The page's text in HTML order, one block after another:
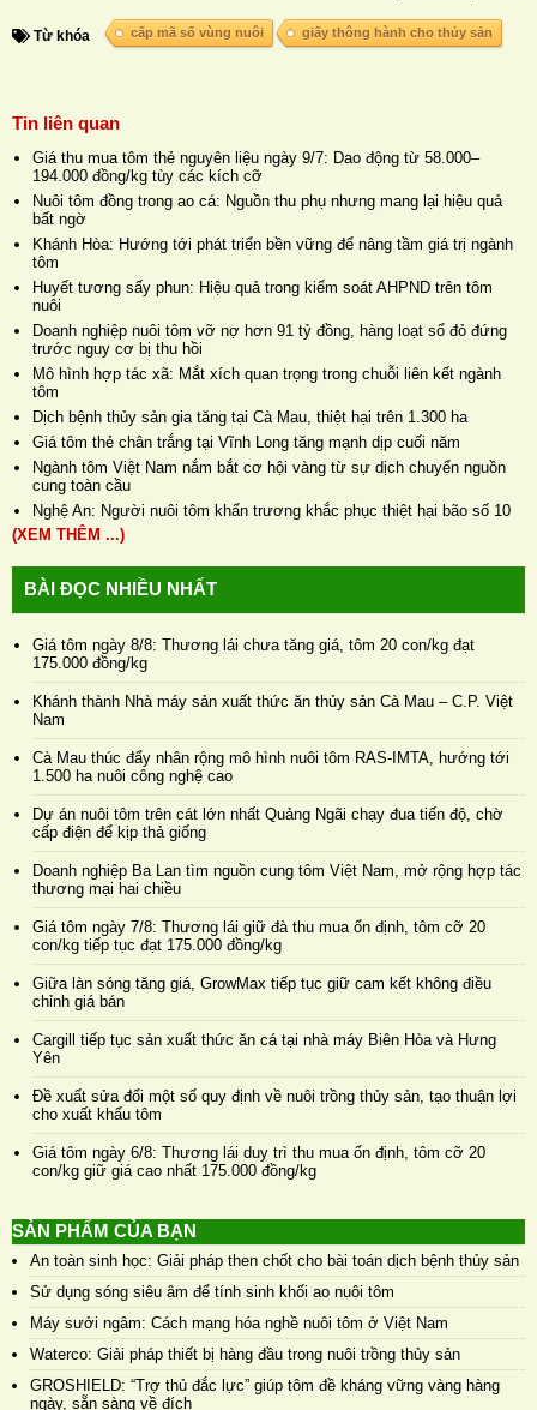
Từ khóa cấp mã số vùng nuôi giấy thông hành cho thủy sản
Tin liên quan
Giá thu mua tôm thẻ nguyên liệu ngày 9/7: Dao động từ 58.000–
194.000 đồng/kg tùy các kích cỡ
Nuôi tôm đồng trong ao cá: Nguồn thu phụ nhưng mang lại hiệu quả
bất ngờ
Khánh Hòa: Hướng tới phát triển bền vững để nâng tầm giá trị ngành
tôm
Huyết tương sấy phun: Hiệu quả trong kiểm soát AHPND trên tôm
nuôi
Doanh nghiệp nuôi tôm vỡ nợ hơn 91 tỷ đồng, hàng loạt sổ đỏ đứng
trước nguy cơ bị thu hồi
Mô hình hợp tác xã: Mắt xích quan trọng trong chuỗi liên kết ngành
tôm
Dịch bệnh thủy sản gia tăng tại Cà Mau, thiệt hại trên 1.300 ha
Giá tôm thẻ chân trắng tại Vĩnh Long tăng mạnh dịp cuối năm
Ngành tôm Việt Nam nắm bắt cơ hội vàng từ sự dịch chuyển nguồn
cung toàn cầu
Nghệ An: Người nuôi tôm khẩn trương khắc phục thiệt hại bão số 10
(XEM THÊM ...)
BÀI ĐỌC NHIỀU NHẤT
Giá tôm ngày 8/8: Thương lái chưa tăng giá, tôm 20 con/kg đạt
175.000 đồng/kg
Khánh thành Nhà máy sản xuất thức ăn thủy sản Cà Mau – C.P. Việt
Nam
Cà Mau thúc đẩy nhân rộng mô hình nuôi tôm RAS-IMTA, hướng tới
1.500 ha nuôi công nghệ cao
Dự án nuôi tôm trên cát lớn nhất Quảng Ngãi chạy đua tiến độ, chờ
cấp điện để kịp thả giống
Doanh nghiệp Ba Lan tìm nguồn cung tôm Việt Nam, mở rộng hợp tác
thương mại hai chiều
Giá tôm ngày 7/8: Thương lái giữ đà thu mua ổn định, tôm cỡ 20
con/kg tiếp tục đạt 175.000 đồng/kg
Giữa làn sóng tăng giá, GrowMax tiếp tục giữ cam kết không điều
chỉnh giá bán
Cargill tiếp tục sản xuất thức ăn cá tại nhà máy Biên Hòa và Hưng
Yên
Đề xuất sửa đổi một số quy định về nuôi trồng thủy sản, tạo thuận lợi
cho xuất khẩu tôm
Giá tôm ngày 6/8: Thương lái duy trì thu mua ổn định, tôm cỡ 20
con/kg giữ giá cao nhất 175.000 đồng/kg
SẢN PHẨM CỦA BẠN
An toàn sinh học: Giải pháp then chốt cho bài toán dịch bệnh thủy sản
Sử dụng sóng siêu âm để tính sinh khối ao nuôi tôm
Máy sưởi ngâm: Cách mạng hóa nghề nuôi tôm ở Việt Nam
Waterco: Giải pháp thiết bị hàng đầu trong nuôi trồng thủy sản
GROSHIELD: “Trợ thủ đắc lực” giúp tôm đề kháng vững vàng hàng
ngày, sẵn sàng về đích